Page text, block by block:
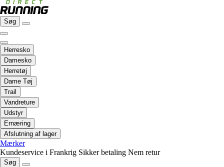
Søg
Herresko
Damesko
Herretøj
Dame Tøj
Trail
Vandreture
Udstyr
Ernæring
Afslutning af lager
Mærker
Kundeservice i Frankrig Sikker betaling Nem retur
Søg